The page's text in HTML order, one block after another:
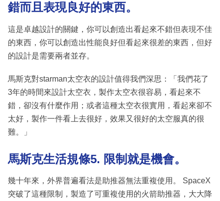
錯而且表現良好的東西。
這是卓越設計的關鍵，你可以創造出看起來不錯但表現不佳
的東西，你可以創造出性能良好但看起來很差的東西，但好
的設計是需要兩者並存。
馬斯克對starman太空衣的設計值得我們深思：「我們花了
3年的時間來設計太空衣，製作太空衣很容易，看起來不
錯，卻沒有什麼作用；或者這種太空衣很實用，看起來卻不
太好，製作一件看上去很好，效果又很好的太空服真的很
難。」
馬斯克生活規條5. 限制就是機會。
幾十年來，外界普遍看法是助推器無法重複使用。 SpaceX
突破了這種限制，製造了可重複使用的火箭助推器，大大降